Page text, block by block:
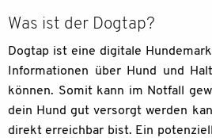
Was ist der Dogtap?
Dogtap ist eine digitale
Informationen über Hund und
können. Somit kann im Notfall
dein Hund gut versorgt werden
direkt erreichbar bist. Ein